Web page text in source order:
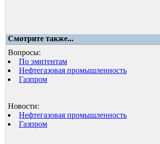
Смотрите также...
Вопросы:
По эмитентам
Нефтегазовая промышленность
Газпром
Новости:
Нефтегазовая промышленность
Газпром